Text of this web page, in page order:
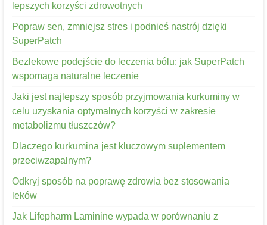
lepszych korzyści zdrowotnych
Popraw sen, zmniejsz stres i podnieś nastrój dzięki
SuperPatch
Bezlekowe podejście do leczenia bólu: jak SuperPatch
wspomaga naturalne leczenie
Jaki jest najlepszy sposób przyjmowania kurkuminy w
celu uzyskania optymalnych korzyści w zakresie
metabolizmu tłuszczów?
Dlaczego kurkumina jest kluczowym suplementem
przeciwzapalnym?
Odkryj sposób na poprawę zdrowia bez stosowania
leków
Jak Lifepharm Laminine wypada w porównaniu z